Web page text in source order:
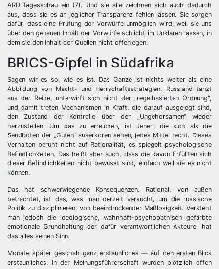
ARD-Tagesschau ein (7). Und sie alle zeichnen sich auch dadurch
aus, dass sie es an jeglicher Transparenz fehlen lassen. Sie sorgen
dafür, dass eine Prüfung der Vorwürfe unmöglich wird, weil sie uns
über den genauen Inhalt der Vorwürfe schlicht im Unklaren lassen, in
dem sie den Inhalt der Quellen nicht offenlegen.
BRICS-Gipfel in Südafrika
Sagen wir es so, wie es ist. Das Ganze ist nichts weiter als eine
Abbildung von Macht- und Herrschaftsstrategien. Russland tanzt
aus der Reihe, unterwirft sich nicht der „regelbasierten Ordnung“,
und damit treten Mechanismen in Kraft, die darauf ausgelegt sind,
den Zustand der Kontrolle über den „Ungehorsamen“ wieder
herzustellen. Um das zu erreichen, ist Jenen, die sich als die
Sendboten der „Guten“ auserkoren sehen, jedes Mittel recht. Dieses
Verhalten beruht nicht auf Rationalität, es spiegelt psychologische
Befindlichkeiten. Das heißt aber auch, dass die davon Erfüllten sich
dieser Befindlichkeiten nicht bewusst sind, einfach weil sie es nicht
können.
Das hat schwerwiegende Konsequenzen. Rational, von außen
betrachtet, ist das, was man derzeit versucht, um die russische
Politik zu disziplinieren, von beeindruckender Maßlosigkeit. Versteht
man jedoch die ideologische, wahnhaft-psychopathisch gefärbte
emotionale Grundhaltung der dafür verantwortlichen Akteure, hat
das alles seinen Sinn.
Monate später geschah ganz erstaunliches — auf den ersten Blick
erstaunliches. In der Meinungsführerschaft wurden plötzlich offen